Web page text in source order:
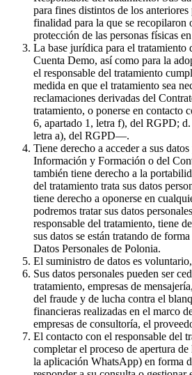
para fines distintos de los
finalidad para la que se
protección de las personas físicas
La base jurídica para el tratamiento
Cuenta Demo, así como para la
el responsable del tratamiento
medida en que el tratamiento sea
reclamaciones derivadas del
tratamiento, o ponerse en contacto
6, apartado 1, letra f), del RGPD;
letra a), del RGPD—.
Tiene derecho a acceder a sus
Información y Formación o del
también tiene derecho a la
del tratamiento trata sus datos
tiene derecho a oponerse en
podremos tratar sus datos
responsable del tratamiento, tiene
sus datos se están tratando de
Datos Personales de Polonia.
El suministro de datos es
Sus datos personales pueden ser
tratamiento, empresas de
del fraude y de lucha contra el
financieras realizadas en el marco
empresas de consultoría, el
El contacto con el responsable del
completar el proceso de apertura
la aplicación WhatsApp) en forma